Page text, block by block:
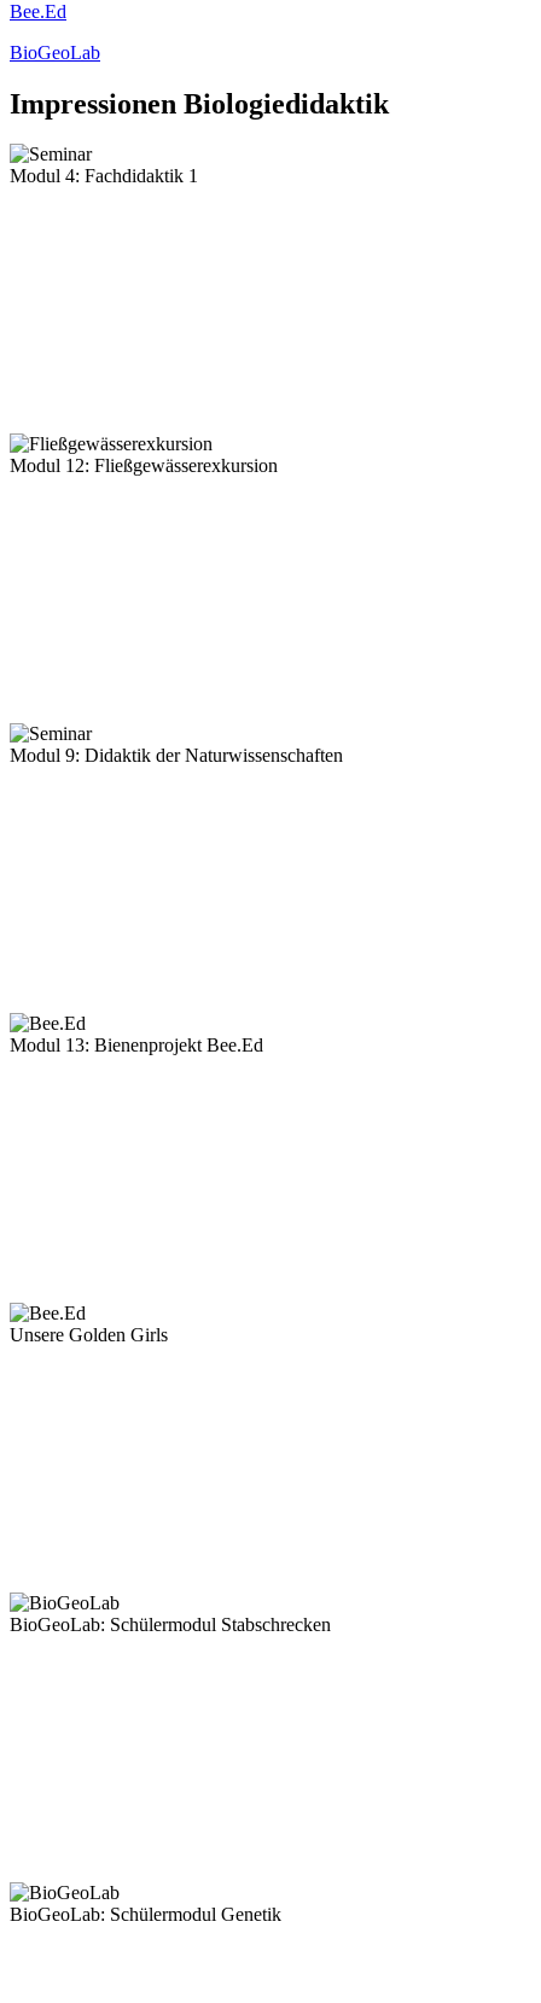
Bee.Ed
BioGeoLab
Impressionen Biologiedidaktik
Modul 4: Fachdidaktik 1
Modul 12: Fließgewässerexkursion
Modul 9: Didaktik der Naturwissenschaften
Modul 13: Bienenprojekt Bee.Ed
Unsere Golden Girls
BioGeoLab: Schülermodul Stabschrecken
BioGeoLab: Schülermodul Genetik